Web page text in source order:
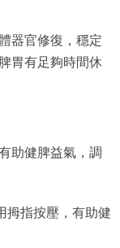
器官修復，穩定
胃有足夠時間休
助健脾益氣，調
拇指按壓，有助健